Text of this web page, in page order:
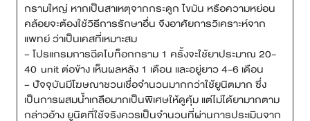
สาขา Asoke
สาขา MRT สุทธิสาร
สาขา เซ็นทรัลปิ่นเกล้า
สาขา บางนา
กรามใหญ่ หากเป็นสาเหตุจากกระดูก ไขมัน หรือความหย่อน
คล้อยจะต้องใช้วิธีการรักษาอื่น จึงอาศัยการวิเคราะห์จาก
แพทย์ ว่าเป็นเคสที่เหมาะสม
– โปรแกรมการฉีดโบท็อกกราม 1 ครั้งจะใช้ยาประมาณ 20-
40 unit ต่อข้าง เห็นผลหลัง 1 เดือน และอยู่ยาว 4-6 เดือน
– ปัจจุบันมีโฆษณาชวนเชื่อจำนวนมากกว่าใช้ยูนิตมาก ซึ่ง
เป็นการผสมน้ำเกลือมากเป็นพิเศษให้ดูคุ้ม แต่ไม่ได้ยามากตาม
กล่าวอ้าง ยูนิตที่ใช้จริงควรเป็นจำนวนที่ผ่านการประเมินจาก